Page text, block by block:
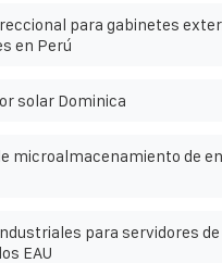
para gabinetes
en Perú
solar Dominica
microalmacenamiento de
para servidores de
EAU